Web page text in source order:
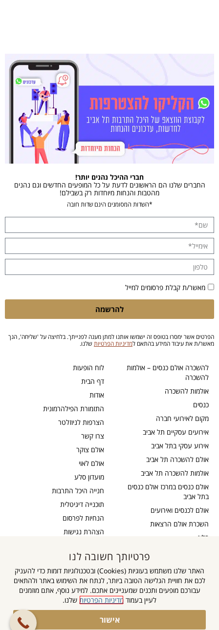
לוח הופעות
דף הבית
אודות
התזמורת הפילהרמונית
הצרפות לניוזלטר
צרו קשר
אולם צוקר
אולם לאוי
מועדון סלע
חנייה היכל התרבות
תוכנייה דיגיטלית
הנחיות לפרסום
הצהרת נגישות
אישור נגישות
מדיניות פרטיות
מפת אתר
להשכרה אולם כנסים – אולמות
להשכרה
אולמות להשכרה
כנסים
מקום לאירועי חברה
אירועים עסקיים תל אביב
אירוע עסקי בתל אביב
אולם להשכרה תל אביב
אולמות להשכרה תל אביב
אולם כנסים במרכז אולם כנסים
בתל אביב
אולם לכנסים ואירועים
השכרת אולם הרצאות
בלוג
חברי ההיכל נהנים יותר!
החברים שלנו הם הראשונים לדעת על כל המופעים החדשים וגם נהנים
מהטבות והנחות מיוחדות רק בשבילם!
*השדות המסומנים הינם שדות חובה
מאשר/ת קבלת פרסומים למייל
להרשמה
הפרטים אשר ימסרו בטופס זה ישמשו אותנו למתן מענה לפנייתך. בלחיצה על 'שליחה', הנך
מאשר/ת את עיבוד המידע בהתאם למדיניות הפרטיות שלנו.
הצטרפו לקבוצה
פרטיותך חשובה לנו
האתר שלנו משתמש בעוגיות (Cookies) ובטכנולוגיות דומות כדי להעניק
לכם את חוויית הגלישה הטובה ביותר, לנתח את השימוש באתר ולהתאים
עבורכם מופעים ותכנים שמעניינים אתכם. למידע נוסף, אתם מוזמנים
לעיין בעמוד מדיניות הפרטיות שלנו.
אישור